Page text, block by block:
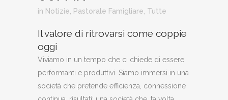
in Notizie Pastorale Famigliare Tutte
Il valore di ritrovarsi come coppie
oggi
Viviamo in un tempo che ci chiede di essere
performanti e produttivi. Siamo immersi in una
società che pretende efficienza, connessione